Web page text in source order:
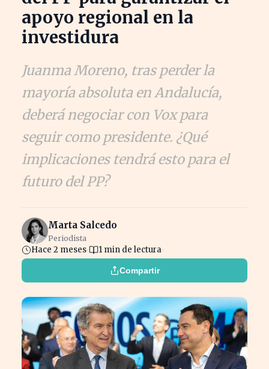
apoyo regional en la
investidura
Juanma Moreno, tras perder la
mayoría absoluta en Andalucía,
deberá negociar con Vox para
seguir como presidente. ¿Qué
implicaciones tendrá esto para el
futuro del PP?
Marta Salcedo
Periodista
Hace 2 meses 1 min de lectura
Compartir